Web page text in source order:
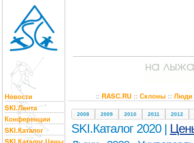
Новости
SKI.Лента
Конференции
SKI.Каталог
:: RASC.RU:: Склоны:: Люди
2008 2009 2010 2011 2012
SKI.Каталог 2020 |